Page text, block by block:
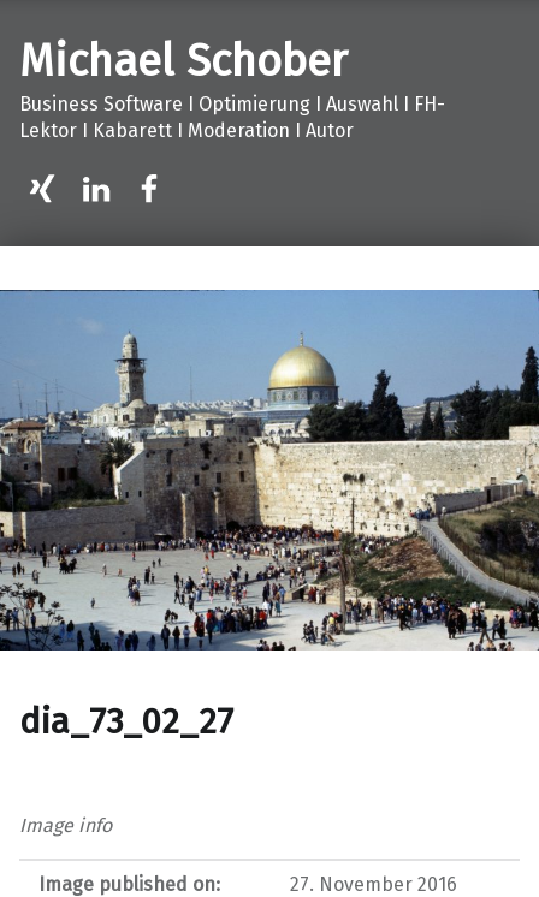
Michael Schober
Business Software I Optimierung I Auswahl I FH-
Lektor I Kabarett I Moderation I Autor
dia_73_02_27
Image info
Image published on: 27. November 2016